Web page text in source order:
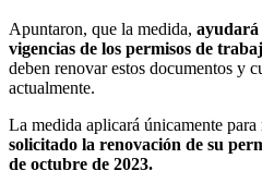
Apuntaron, que la medida, ayudará
vigencias de los permisos de
deben renovar estos documentos y
actualmente.
La medida aplicará únicamente para
solicitado la renovación de su
de octubre de 2023.